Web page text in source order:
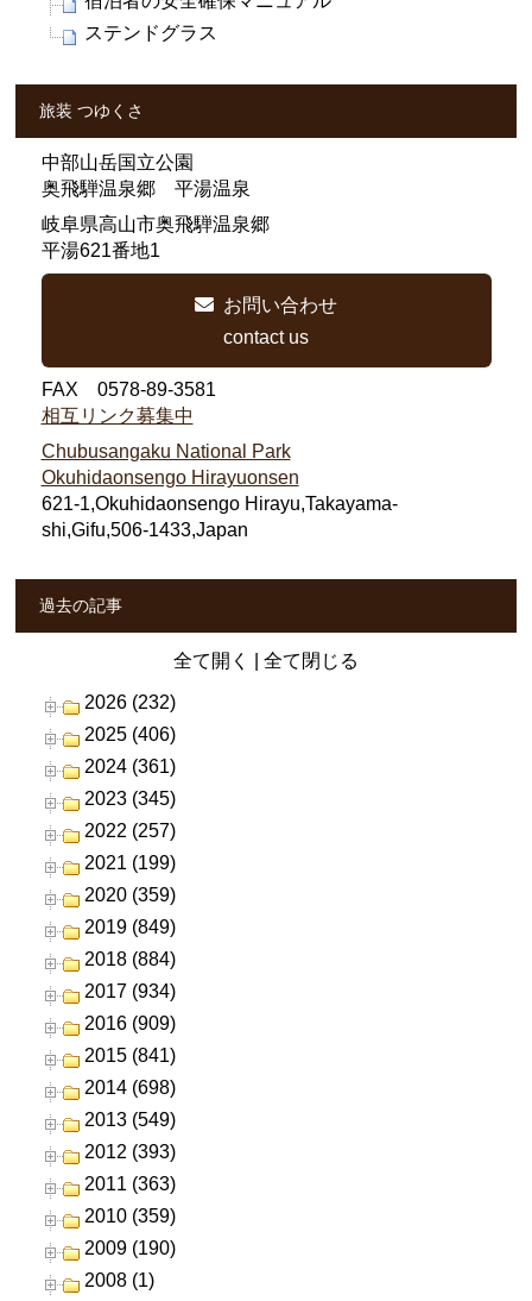
ステンドグラス
旅装 つゆくさ
中部山岳国立公園
奥飛騨温泉郷 平湯温泉
岐阜県高山市奥飛騨温泉郷
平湯621番地1
お問い合わせ
contact us
FAX 0578-89-3581
相互リンク募集中
Chubusangaku National Park
Okuhidaonsengo Hirayuonsen
621-1,Okuhidaonsengo Hirayu,Takayama-
shi,Gifu,506-1433,Japan
過去の記事
全て開く 全て閉じる
2026 (232)
2025 (406)
2024 (361)
2023 (345)
2022 (257)
2021 (199)
2020 (359)
2019 (849)
2018 (884)
2017 (934)
2016 (909)
2015 (841)
2014 (698)
2013 (549)
2012 (393)
2011 (363)
2010 (359)
2009 (190)
2008 (1)